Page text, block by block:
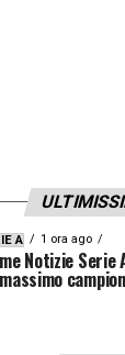
A 1 ora ago
Notizie